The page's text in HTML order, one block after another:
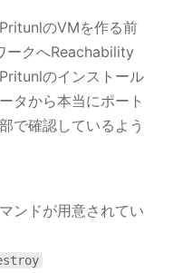
のVMを作る前
ークへReachability
のインストール
タから本当にポート
で確認しているよう
ンドが用意されてい